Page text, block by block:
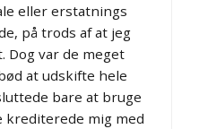
eller erstatnings
på trods af at jeg
Dog var de meget
at udskifte hele
bare at bruge
krediterede mig med